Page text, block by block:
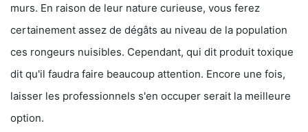
murs. En raison de leur nature curieuse, vous ferez
certainement assez de dégâts au niveau de la population
ces rongeurs nuisibles. Cependant, qui dit produit toxique
dit qu'il faudra faire beaucoup attention. Encore une fois,
laisser les professionnels s'en occuper serait la meilleure
option.